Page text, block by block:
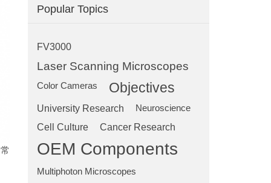
Popular Topics
FV3000
Laser Scanning Microscopes
Color Cameras Objectives
University Research Neuroscience
Cell Culture Cancer Research
OEM Components
Multiphoton Microscopes